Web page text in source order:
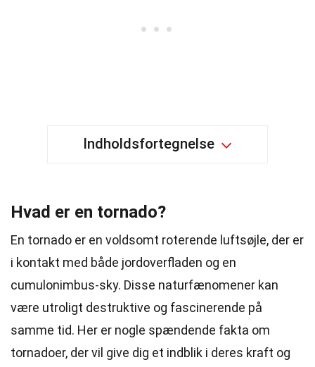
Indholdsfortegnelse
Hvad er en tornado?
En tornado er en voldsomt roterende luftsøjle, der er
i kontakt med både jordoverfladen og en
cumulonimbus-sky. Disse naturfænomener kan
være utroligt destruktive og fascinerende på
samme tid. Her er nogle spændende fakta om
tornadoer, der vil give dig et indblik i deres kraft og